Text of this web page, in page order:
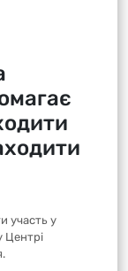
участь у
Центрі